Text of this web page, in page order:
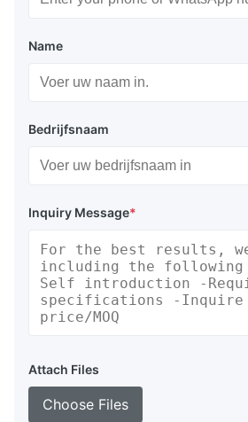
Name
Bedrijfsnaam
Inquiry Message*
Attach Files
Choose Files